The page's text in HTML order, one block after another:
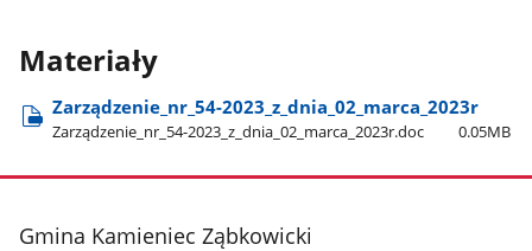
Materiały
Zarządzenie​_nr​_54-2023​_z​_dnia​_02​_marca​_2023r
Zarządzenie​_nr​_54-2023​_z​_dnia​_02​_marca​_2023r.doc 0.05MB
stopka
Gmina Kamieniec Ząbkowicki